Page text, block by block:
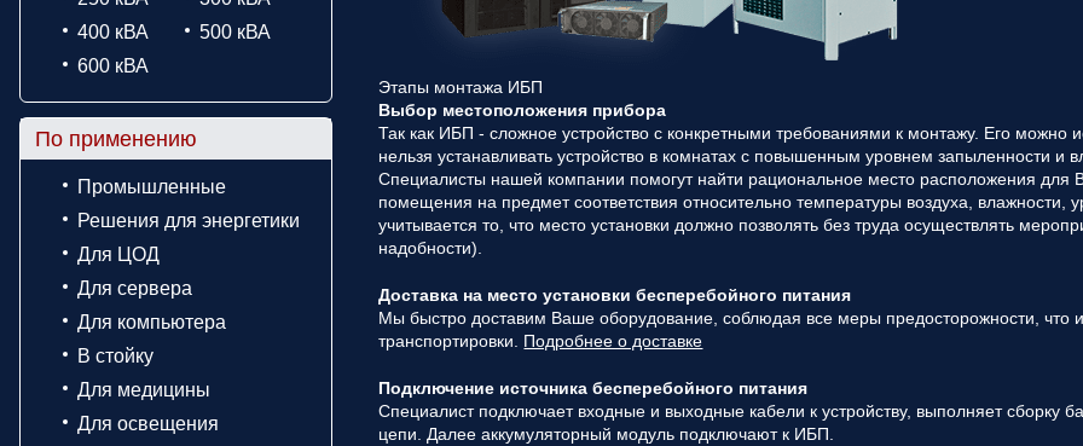
400 кВА
500 кВА
600 кВА
По применению
Промышленные
Решения для энергетики
Для ЦОД
Для сервера
Для компьютера
В стойку
Для медицины
Для освещения
Этапы монтажа ИБП
Выбор местоположения прибора
Так как ИБП - сложное устройство с конкретными требованиями к монтажу. Его
нельзя устанавливать устройство в комнатах с повышенным уровнем запыленности и
Специалисты нашей компании помогут найти рациональное место расположения для
помещения на предмет соответствия относительно температуры воздуха,
учитывается то, что место установки должно позволять без труда осуществлять
надобности).
Доставка на место установки бесперебойного питания
Мы быстро доставим Ваше оборудование, соблюдая все меры предосторожности, что
транспортировки. Подробнее о доставке
Подключение источника бесперебойного питания
Специалист подключает входные и выходные кабели к устройству, выполняет
цепи. Далее аккумуляторный модуль подключают к ИБП.
материалов!
менеджера,
который
ответит на
любой
вопрос и
за поставку!
Вопрос1из 6
количество
фаз: